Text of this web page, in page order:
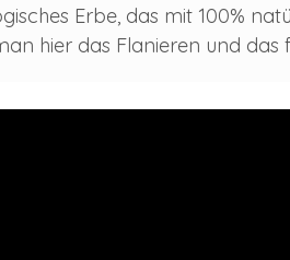
Erbe, das mit 100%
hier das Flanieren und das